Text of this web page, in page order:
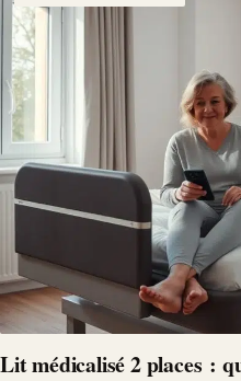
Lit médicalisé 2 places :